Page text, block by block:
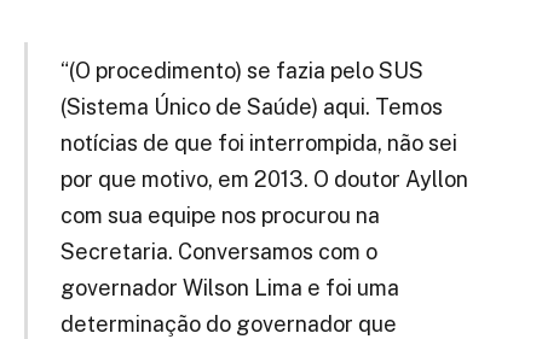
“(O procedimento) se fazia pelo SUS
(Sistema Único de Saúde) aqui. Temos
notícias de que foi interrompida, não sei
por que motivo, em 2013. O doutor Ayllon
com sua equipe nos procurou na
Secretaria. Conversamos com o
governador Wilson Lima e foi uma
determinação do governador que